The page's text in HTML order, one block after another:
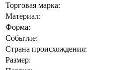
Торговая марка:
Материал:
Форма:
Событие:
Страна происхождения:
Размер: